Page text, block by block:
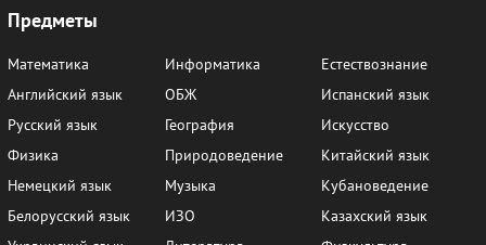
Предметы
Математика
Английский язык
Русский язык
Физика
Немецкий язык
Белорусский язык
Информатика
ОБЖ
География
Природоведение
Музыка
ИЗО
Естествознание
Испанский язык
Искусство
Китайский язык
Кубановедение
Казахский язык